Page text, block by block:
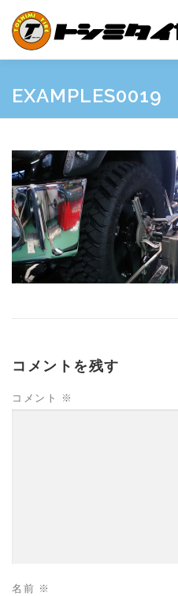
キ
HOME MAINTENANCE
SHOP GUIDE BLOG
INFORMATION SNS
EXAMPLES0019
コメントを残す
コメント ※
名前 ※